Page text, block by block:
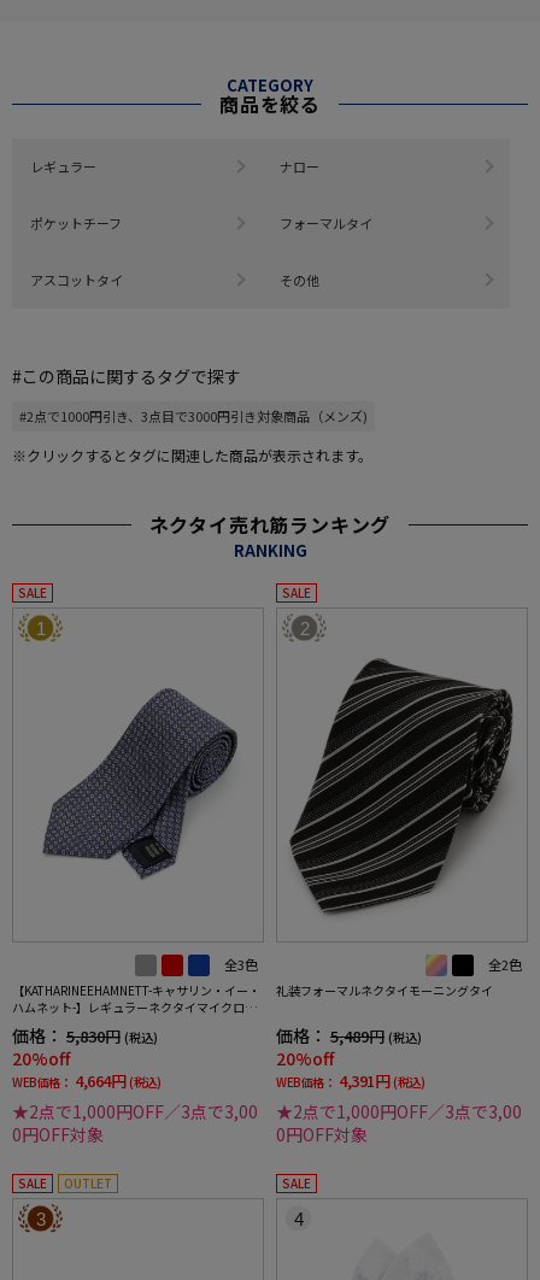
CATEGORY
商品を絞る
レギュラー ナロー
ポケットチーフ フォーマルタイ
アスコットタイ その他
#この商品に関するタグで探す
#2点で1000円引き、3点目で3000円引き対象商品（メンズ)
※クリックするとタグに関連した商品が表示されます。
ネクタイ売れ筋ランキング
RANKING
SALE
1
全3色
【KATHARINEEHAMNETT-キャサリン・イー・
ハムネット-】レギュラーネクタイマイクロパ
価格： 5,830円 (税込)
20%off
WEB価格： 4,664円 (税込)
★2点で1,000円OFF／3点で3,00
0円OFF対象
SALE
2
全2色
礼装フォーマルネクタイモーニングタイ
価格： 5,489円 (税込)
20%off
WEB価格： 4,391円 (税込)
★2点で1,000円OFF／3点で3,00
0円OFF対象
SALE OUTLET
3
SALE
4